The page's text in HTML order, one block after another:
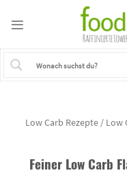
Low Carb Rezepte / Low
Feiner Low Carb